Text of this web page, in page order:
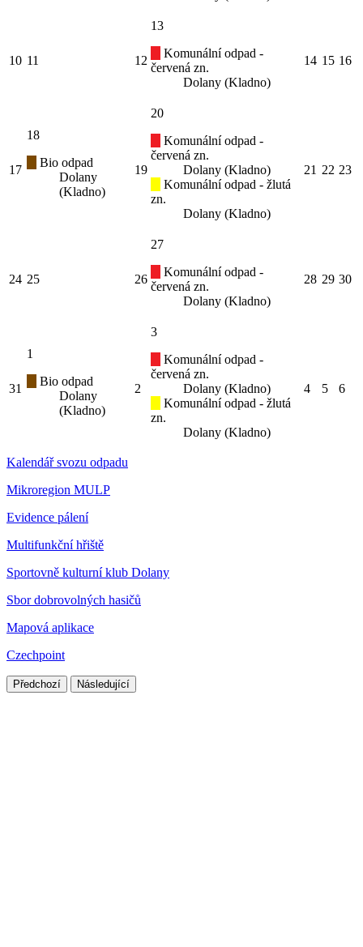
10 11 12
13
Komunální odpad -
červená zn.
Dolany (Kladno)
14 15 16
17
18
Bio odpad
Dolany
(Kladno)
19
20
Komunální odpad -
červená zn.
Dolany (Kladno)
Komunální odpad - žlutá
zn.
Dolany (Kladno)
21 22 23
24 25 26
27
Komunální odpad -
červená zn.
Dolany (Kladno)
28 29 30
31
1
Bio odpad
Dolany
(Kladno)
2
3
Komunální odpad -
červená zn.
Dolany (Kladno)
Komunální odpad - žlutá
zn.
Dolany (Kladno)
4 5 6
Kalendář svozu odpadu
Mikroregion MULP
Evidence pálení
Multifunkční hřiště
Sportovně kulturní klub Dolany
Sbor dobrovolných hasičů
Mapová aplikace
Czechpoint
Předchozí Následující